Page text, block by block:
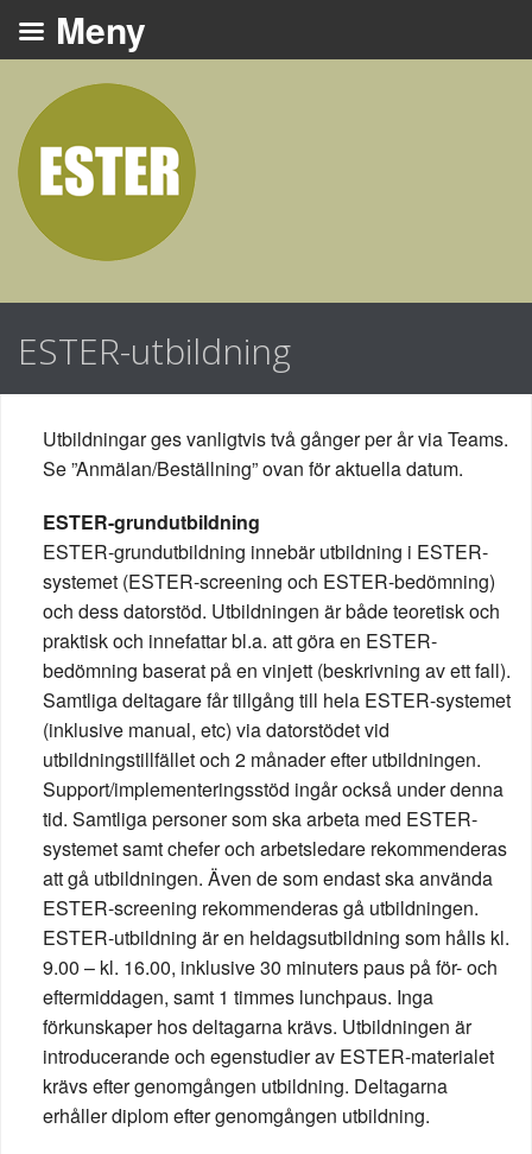
ESTER-utbildning
Utbildningar ges vanligtvis två gånger per år via Teams.
Se ”Anmälan/Beställning” ovan för aktuella datum.
ESTER-grundutbildning
ESTER-grundutbildning innebär utbildning i ESTER-
systemet (ESTER-screening och ESTER-bedömning)
och dess datorstöd. Utbildningen är både teoretisk och
praktisk och innefattar bl.a. att göra en ESTER-
bedömning baserat på en vinjett (beskrivning av ett fall).
Samtliga deltagare får tillgång till hela ESTER-systemet
(inklusive manual, etc) via datorstödet vid
utbildningstillfället och 2 månader efter utbildningen.
Support/implementeringsstöd ingår också under denna
tid. Samtliga personer som ska arbeta med ESTER-
systemet samt chefer och arbetsledare rekommenderas
att gå utbildningen. Även de som endast ska använda
ESTER-screening rekommenderas gå utbildningen.
ESTER-utbildning är en heldagsutbildning som hålls kl.
9.00 – kl. 16.00, inklusive 30 minuters paus på för- och
eftermiddagen, samt 1 timmes lunchpaus. Inga
förkunskaper hos deltagarna krävs. Utbildningen är
introducerande och egenstudier av ESTER-materialet
krävs efter genomgången utbildning. Deltagarna
erhåller diplom efter genomgången utbildning.